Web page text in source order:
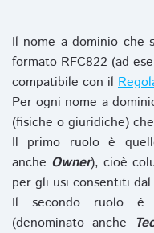
Il nome a dominio che
formato RFC822 (ad
compatibile con il
Per ogni nome a
(fisiche o giuridiche)
Il primo ruolo è
anche Owner), cioè
per gli usi consentiti dal
Il secondo ruolo
(denominato anche